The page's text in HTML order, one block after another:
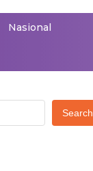
Nasional
Search